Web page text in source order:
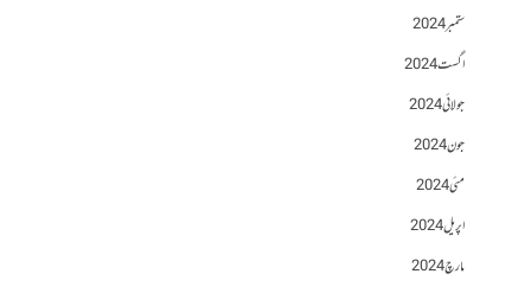
ستمبر 2024
اگست 2024
جولائی 2024
جون 2024
مئی 2024
اپریل 2024
مارچ 2024